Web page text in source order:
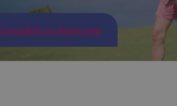
Cerdded yn Abertawe